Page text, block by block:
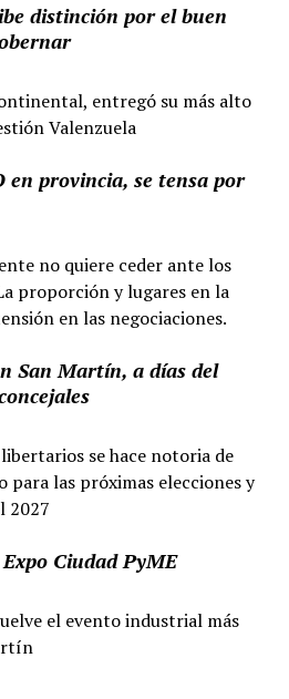
distinción por el buen
entregó su más alto
Valenzuela
en provincia, se tensa por
no quiere ceder ante los
proporción y lugares en la
en las negociaciones.
San Martín, a días del
se hace notoria de
las próximas elecciones y
2027
Ciudad PyME
el evento industrial más